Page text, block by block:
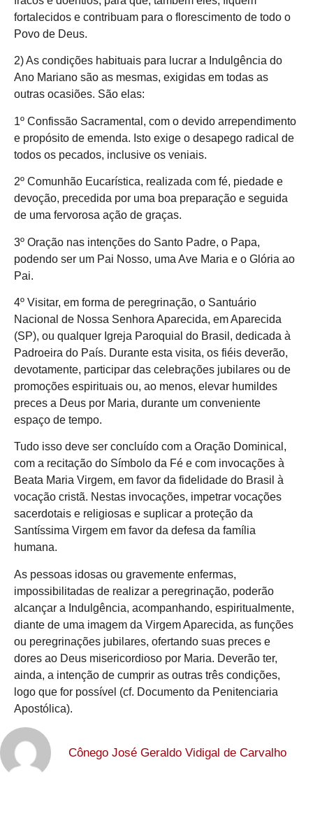
fortalecidos e contribuam para o florescimento de todo o
Povo de Deus.
2) As condições habituais para lucrar a Indulgência do
Ano Mariano são as mesmas, exigidas em todas as
outras ocasiões. São elas:
1º Confissão Sacramental, com o devido arrependimento
e propósito de emenda. Isto exige o desapego radical de
todos os pecados, inclusive os veniais.
2º Comunhão Eucarística, realizada com fé, piedade e
devoção, precedida por uma boa preparação e seguida
de uma fervorosa ação de graças.
3º Oração nas intenções do Santo Padre, o Papa,
podendo ser um Pai Nosso, uma Ave Maria e o Glória ao
Pai.
4º Visitar, em forma de peregrinação, o Santuário
Nacional de Nossa Senhora Aparecida, em Aparecida
(SP), ou qualquer Igreja Paroquial do Brasil, dedicada à
Padroeira do País. Durante esta visita, os fiéis deverão,
devotamente, participar das celebrações jubilares ou de
promoções espirituais ou, ao menos, elevar humildes
preces a Deus por Maria, durante um conveniente
espaço de tempo.
Tudo isso deve ser concluído com a Oração Dominical,
com a recitação do Símbolo da Fé e com invocações à
Beata Maria Virgem, em favor da fidelidade do Brasil à
vocação cristã. Nestas invocações, impetrar vocações
sacerdotais e religiosas e suplicar a proteção da
Santíssima Virgem em favor da defesa da família
humana.
As pessoas idosas ou gravemente enfermas,
impossibilitadas de realizar a peregrinação, poderão
alcançar a Indulgência, acompanhando, espiritualmente,
diante de uma imagem da Virgem Aparecida, as funções
ou peregrinações jubilares, ofertando suas preces e
dores ao Deus misericordioso por Maria. Deverão ter,
ainda, a intenção de cumprir as outras três condições,
logo que for possível (cf. Documento da Penitenciaria
Apostólica).
Cônego José Geraldo Vidigal de Carvalho